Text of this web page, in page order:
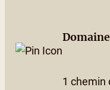
Domaine
1 chemin